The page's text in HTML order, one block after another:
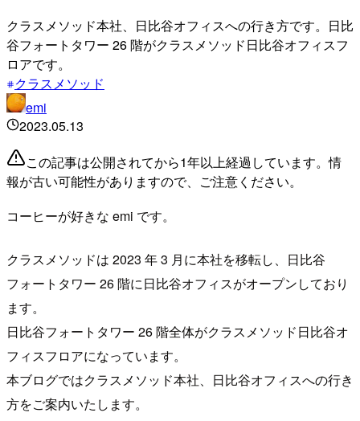
クラスメソッド本社、日比谷オフィスへの行き方です。日比
谷フォートタワー 26 階がクラスメソッド日比谷オフィスフ
ロアです。
クラスメソッド
emi
2023.05.13
この記事は公開されてから1年以上経過しています。情
報が古い可能性がありますので、ご注意ください。
コーヒーが好きな emi です。
クラスメソッドは 2023 年 3 月に本社を移転し、日比谷
フォートタワー 26 階に日比谷オフィスがオープンしており
ます。
日比谷フォートタワー 26 階全体がクラスメソッド日比谷オ
フィスフロアになっています。
本ブログではクラスメソッド本社、日比谷オフィスへの行き
方をご案内いたします。